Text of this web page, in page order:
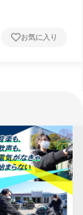
県、島根県、岡山県、広島
県、高知県、福岡県、長崎
お気に入り